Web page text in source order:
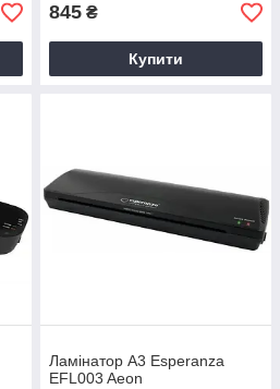
845 ₴
Купити
Ламінатор A3 Esperanza
EFL003 Aeon